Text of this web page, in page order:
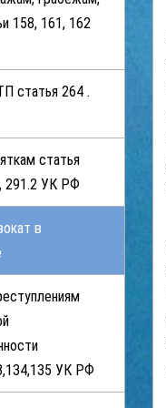
158, 161, 162
статья 264 .
статья
291.2 УК РФ
в
УК РФ